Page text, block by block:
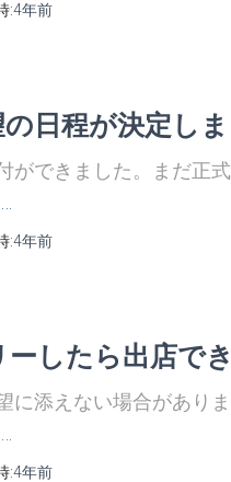
:4年前
日程が決定し
ができました。まだ正
:4年前
したら出店で
に添えない場合があり
:4年前